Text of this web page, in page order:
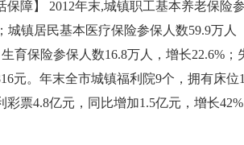
障】 2012年末,城镇职工基本养老保险
城镇居民基本医疗保险参保人数59.9万
生育保险参保人数16.8万人，增长22.6%
元。年末全市城镇福利院9个，拥有床
彩票4.8亿元，同比增加1.5亿元，增长